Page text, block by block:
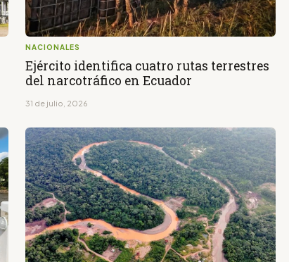
NACIONALES
Ejército identifica cuatro rutas terrestres
del narcotráfico en Ecuador
31 de julio, 2026